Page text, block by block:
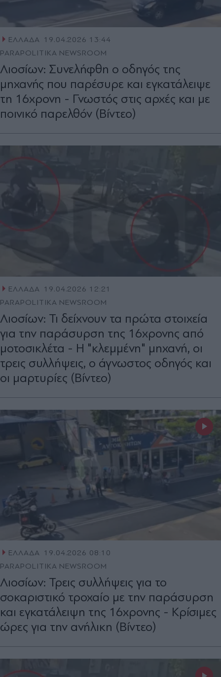
ΕΛΛΑΔΑ 19.04.2026 13:44
PARAPOLITIKA NEWSROOM
Λιοσίων: Συνελήφθη ο οδηγός της
μηχανής που παρέσυρε και εγκατάλειψε
τη 16χρονη - Γνωστός στις αρχές και με
ποινικό παρελθόν (Βίντεο)
ΕΛΛΑΔΑ 19.04.2026 12:21
PARAPOLITIKA NEWSROOM
Λιοσίων: Τι δείχνουν τα πρώτα στοιχεία
για την παράσυρση της 16χρονης από
μοτοσικλέτα - Η "κλεμμένη" μηχανή, οι
τρεις συλλήψεις, ο άγνωστος οδηγός και
οι μαρτυρίες (Βίντεο)
ΕΛΛΑΔΑ 19.04.2026 08:10
PARAPOLITIKA NEWSROOM
Λιοσίων: Τρεις συλλήψεις για το
σοκαριστικό τροχαίο με την παράσυρση
και εγκατάλειψη της 16χρονης - Κρίσιμες
ώρες για την ανήλικη (Βίντεο)